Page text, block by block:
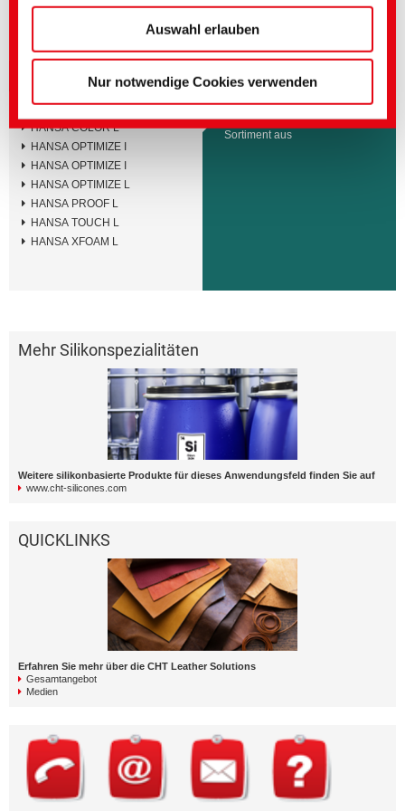
Auswahl erlauben
Nur notwendige Cookies verwenden
HANSA COAT L
HANSA COLOR L
HANSA OPTIMIZE I
HANSA OPTIMIZE I
HANSA OPTIMIZE L
HANSA PROOF L
HANSA TOUCH L
HANSA XFOAM L
Bitte wählen Sie mindestens ein
Sortiment aus
Mehr Silikonspezialitäten
Weitere silikonbasierte Produkte für dieses Anwendungsfeld finden Sie auf
www.cht-silicones.com
QUICKLINKS
Erfahren Sie mehr über die CHT Leather Solutions
Gesamtangebot
Medien